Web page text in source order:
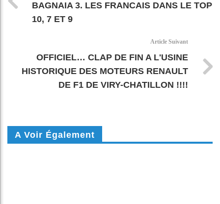
BAGNAIA 3. LES FRANCAIS DANS LE TOP
10, 7 ET 9
Article Suivant
OFFICIEL… CLAP DE FIN A L'USINE
HISTORIQUE DES MOTEURS RENAULT
DE F1 DE VIRY-CHATILLON !!!!
A Voir Également